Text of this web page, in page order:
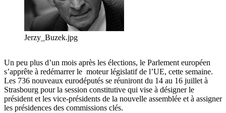
Jerzy_Buzek.jpg
Un peu plus d’un mois après les élections, le Parlement européen
s’apprête à redémarrer le moteur législatif de l’UE, cette semaine.
Les 736 nouveaux eurodéputés se réuniront du 14 au 16 juillet à
Strasbourg pour la session constitutive qui vise à désigner le
président et les vice-présidents de la nouvelle assemblée et à assigner
les présidences des commissions clés.